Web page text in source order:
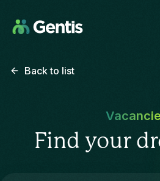
Back to list
Find your